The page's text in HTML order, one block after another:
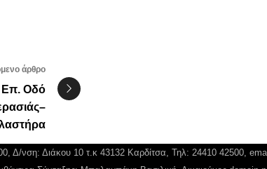
άρθρο
Επ. Οδό
Δ/νση: Διάκου 10 τ.κ 43132 Καρδίτσα, Τηλ: 24410 42500,